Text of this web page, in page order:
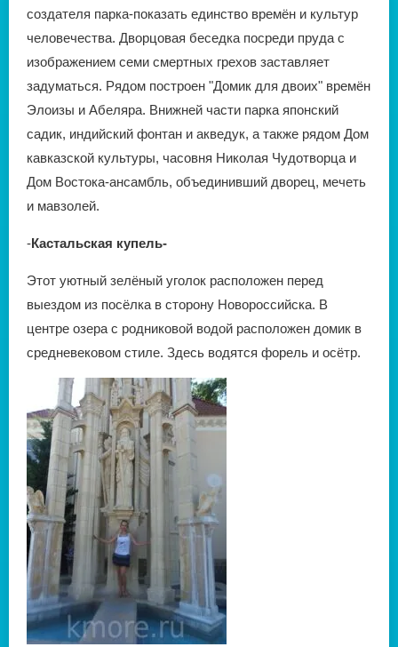
создателя парка-показать единство времён и культур
человечества. Дворцовая беседка посреди пруда с
изображением семи смертных грехов заставляет
задуматься. Рядом построен "Домик для двоих" времён
Элоизы и Абеляра. Внижней части парка японский
садик, индийский фонтан и акведук, а также рядом Дом
кавказской культуры, часовня Николая Чудотворца и
Дом Востока-ансамбль, объединивший дворец, мечеть
и мавзолей.
-Кастальская купель-
Этот уютный зелёный уголок расположен перед
выездом из посёлка в сторону Новороссийска. В
центре озера с родниковой водой расположен домик в
средневековом стиле. Здесь водятся форель и осётр.